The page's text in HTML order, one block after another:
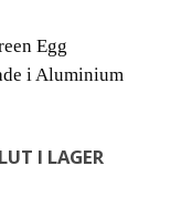
I LAGER